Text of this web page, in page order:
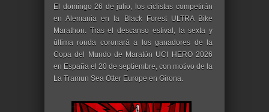
El domingo 26 de julio, los ciclistas competirán
en Alemania en la Black Forest ULTRA Bike
Marathon. Tras el descanso estival, la sexta y
última ronda coronará a los ganadores de la
Copa del Mundo de Maratón UCI HERO 2026
en España el 20 de septiembre, con motivo de la
La Tramun Sea Otter Europe en Girona.